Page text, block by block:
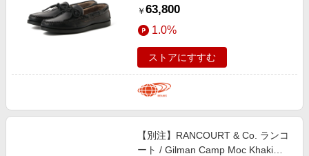
￥ 63,800
1.0%
ストアにすすむ
【別注】RANCOURT & Co. ランコ
ート / Gilman Camp Moc Khaki